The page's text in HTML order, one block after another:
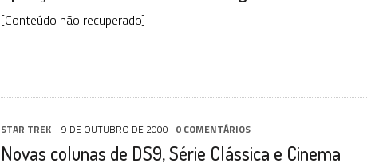
[Conteúdo não recuperado]
STAR TREK 9 DE OUTUBRO DE 2000 | 0 COMENTÁRIOS
Novas colunas de DS9, Série Clássica e Cinema